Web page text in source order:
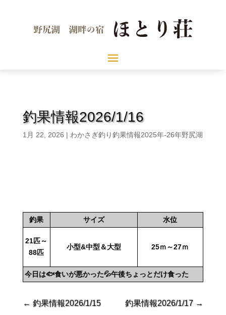
釣果情報2026/1/16
1月 22, 2026 | わかさぎ釣り釣果情報2025年-26年野尻湖
釣果 サイズ 水位
21匹～
88匹
小型&中型＆大型 25ｍ～27ｍ
今日は🐟食いが悪かった💦午後ちょっとだけ食った
← 釣果情報2026/1/15 釣果情報2026/1/17 →